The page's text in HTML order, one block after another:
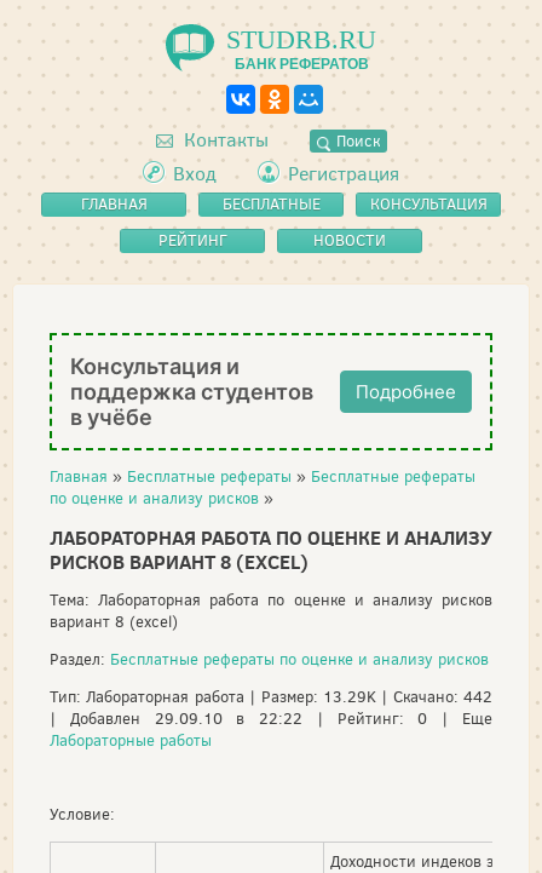
STUDRB.RU
БАНК РЕФЕРАТОВ
Контакты Поиск
Вход Регистрация
ГЛАВНАЯ
БЕСПЛАТНЫЕ
РЕФЕРАТЫ
КОНСУЛЬТАЦИЯ
РЕЙТИНГ
НОВОСТИ
Консультация и
поддержка студентов
в учёбе
Подробнее
Главная » Бесплатные рефераты » Бесплатные рефераты
по оценке и анализу рисков »
ЛАБОРАТОРНАЯ РАБОТА ПО ОЦЕНКЕ И АНАЛИЗУ
РИСКОВ ВАРИАНТ 8 (EXCEL)
Тема: Лабораторная работа по оценке и анализу рисков
вариант 8 (excel)
Раздел: Бесплатные рефераты по оценке и анализу рисков
Тип: Лабораторная работа | Размер: 13.29K | Скачано: 442
| Добавлен 29.09.10 в 22:22 | Рейтинг: 0 | Еще
Лабораторные работы
Условие:
Доходности индеков за